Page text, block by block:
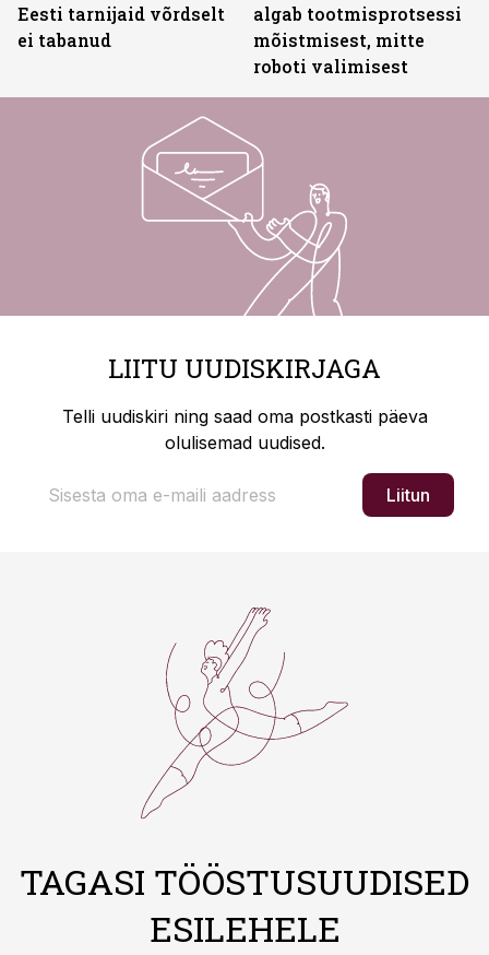
Eesti tarnijaid võrdselt
ei tabanud
algab tootmisprotsessi
mõistmisest, mitte
roboti valimisest
LIITU UUDISKIRJAGA
Telli uudiskiri ning saad oma postkasti päeva
olulisemad uudised.
Liitun
TAGASI TÖÖSTUSUUDISED
ESILEHELE